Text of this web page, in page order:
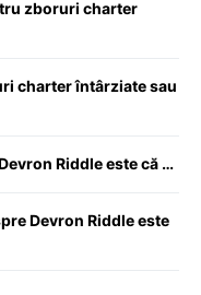
zboruri charter
charter întârziate sau
Riddle este că …
Devron Riddle este